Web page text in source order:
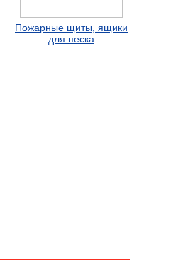
Пожарные щиты, ящики
для песка